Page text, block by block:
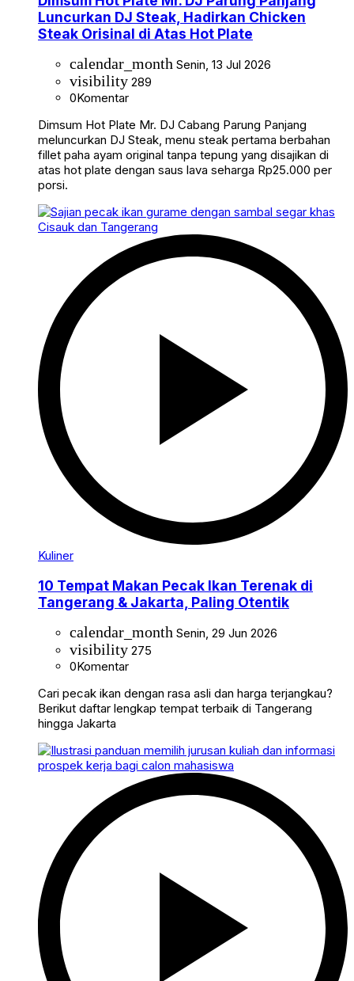
Luncurkan DJ Steak, Hadirkan Chicken
Steak Orisinal di Atas Hot Plate
calendar_month Senin, 13 Jul 2026
visibility 289
0Komentar
Dimsum Hot Plate Mr. DJ Cabang Parung Panjang
meluncurkan DJ Steak, menu steak pertama berbahan
fillet paha ayam original tanpa tepung yang disajikan di
atas hot plate dengan saus lava seharga Rp25.000 per
porsi.
Kuliner
10 Tempat Makan Pecak Ikan Terenak di
Tangerang & Jakarta, Paling Otentik
calendar_month Senin, 29 Jun 2026
visibility 275
0Komentar
Cari pecak ikan dengan rasa asli dan harga terjangkau?
Berikut daftar lengkap tempat terbaik di Tangerang
hingga Jakarta